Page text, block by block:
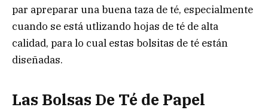
par apreparar una buena taza de té, especialmente
cuando se está utlizando hojas de té de alta
calidad, para lo cual estas bolsitas de té están
diseñadas.
Las Bolsas De Té de Papel